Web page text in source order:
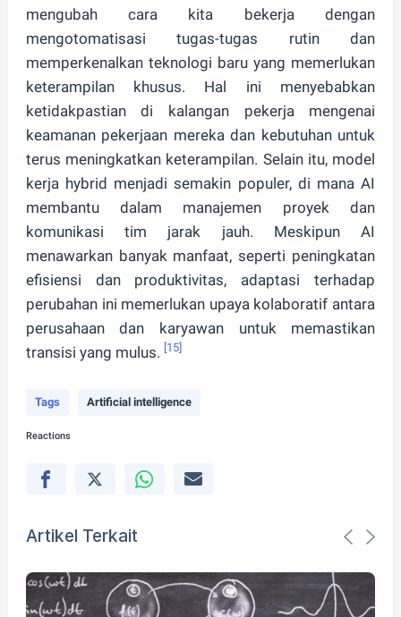
mengubah cara kita bekerja dengan
mengotomatisasi tugas-tugas rutin dan
memperkenalkan teknologi baru yang memerlukan
keterampilan khusus. Hal ini menyebabkan
ketidakpastian di kalangan pekerja mengenai
keamanan pekerjaan mereka dan kebutuhan untuk
terus meningkatkan keterampilan. Selain itu, model
kerja hybrid menjadi semakin populer, di mana AI
membantu dalam manajemen proyek dan
komunikasi tim jarak jauh. Meskipun AI
menawarkan banyak manfaat, seperti peningkatan
efisiensi dan produktivitas, adaptasi terhadap
perubahan ini memerlukan upaya kolaboratif antara
perusahaan dan karyawan untuk memastikan
transisi yang mulus. [15]
Tags Artificial intelligence
Reactions
Artikel Terkait